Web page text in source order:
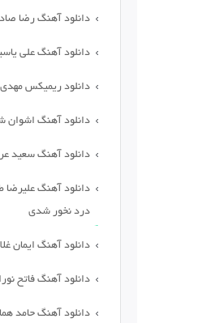
دانلود آهنگ رضا
دانلود آهنگ علی
دانلود ریمیکس
دانلود آهنگ اشوان
دانلود آهنگ سعید
دانلود آهنگ
درد نخور شدی
دانلود آهنگ ایمان
دانلود آهنگ فاتح
دانلود آهنگ حامد